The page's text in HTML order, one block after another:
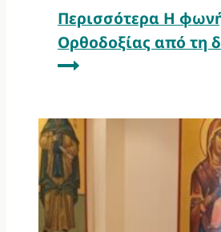
Περισσότερα Η
Ορθοδοξίας από τη